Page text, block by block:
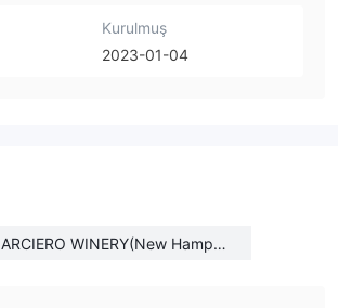
Kurulmuş
2023-01-04
ARCIERO WINERY(New Hampsh